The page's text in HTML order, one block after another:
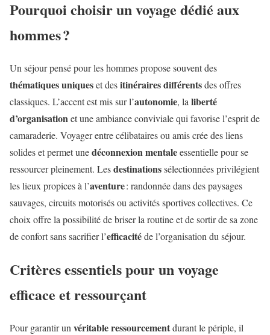
Pourquoi choisir un voyage dédié aux
hommes ?
Un séjour pensé pour les hommes propose souvent des
thématiques uniqueset desitinéraires différentsdes offres
classiques. L’accent est mis sur l’autonomie, la liberté
d’organisationet une ambiance conviviale qui favorise l’esprit de
camaraderie. Voyager entre célibataires ou amis crée des liens
solides et permet unedéconnexion mentaleessentielle pour se
ressourcer pleinement. Lesdestinationssélectionnées privilégient
les lieux propices à l’aventure: randonnée dans des paysages
sauvages, circuits motorisés ou activités sportives collectives. Ce
choix offre la possibilité de briser la routine et de sortir de sa zone
de confort sans sacrifier l’efficacitéde l’organisation du séjour.
Critères essentiels pour un voyage
efficace et ressourçant
Pour garantir un véritable ressourcementdurant le périple, il